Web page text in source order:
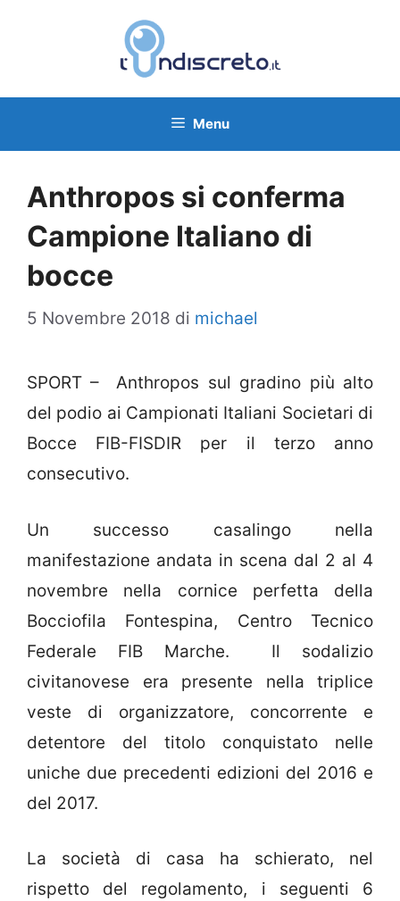
Menu
Anthropos si conferma
Campione Italiano di
bocce
5 Novembre 2018 di michael
SPORT – Anthropos sul gradino più alto
del podio ai Campionati Italiani Societari di
Bocce FIB-FISDIR per il terzo anno
consecutivo.
Un successo casalingo nella
manifestazione andata in scena dal 2 al 4
novembre nella cornice perfetta della
Bocciofila Fontespina, Centro Tecnico
Federale FIB Marche. Il sodalizio
civitanovese era presente nella triplice
veste di organizzatore, concorrente e
detentore del titolo conquistato nelle
uniche due precedenti edizioni del 2016 e
del 2017.
La società di casa ha schierato, nel
rispetto del regolamento, i seguenti 6